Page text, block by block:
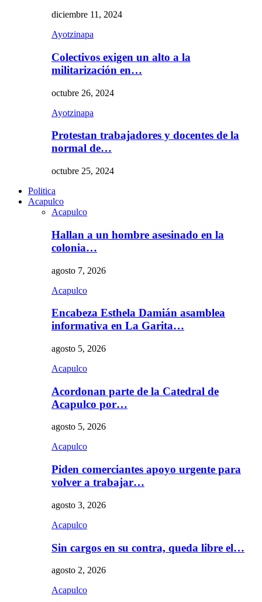
diciembre 11, 2024
Ayotzinapa
Colectivos exigen un alto a la
militarización en…
octubre 26, 2024
Ayotzinapa
Protestan trabajadores y docentes de la
normal de…
octubre 25, 2024
Politica
Acapulco
Acapulco
Hallan a un hombre asesinado en la
colonia…
agosto 7, 2026
Acapulco
Encabeza Esthela Damián asamblea
informativa en La Garita…
agosto 5, 2026
Acapulco
Acordonan parte de la Catedral de
Acapulco por…
agosto 5, 2026
Acapulco
Piden comerciantes apoyo urgente para
volver a trabajar…
agosto 3, 2026
Acapulco
Sin cargos en su contra, queda libre el…
agosto 2, 2026
Acapulco